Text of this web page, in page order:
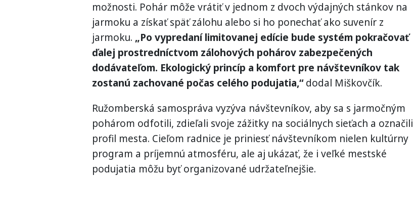
možnosti. Pohár môže vrátiť v jednom z dvoch výdajných stánkov na
jarmoku a získať späť zálohu alebo si ho ponechať ako suvenír z
jarmoku. „Po vypredaní limitovanej edície bude systém pokračovať
ďalej prostredníctvom zálohových pohárov zabezpečených
dodávateľom. Ekologický princíp a komfort pre návštevníkov tak
zostanú zachované počas celého podujatia,“dodal Miškovčík.
Ružomberská samospráva vyzýva návštevníkov, aby sa s jarmočným
pohárom odfotili, zdieľali svoje zážitky na sociálnych sieťach a označili
profil mesta. Cieľom radnice je priniesť návštevníkom nielen kultúrny
program a príjemnú atmosféru, ale aj ukázať, že i veľké mestské
podujatia môžu byť organizované udržateľnejšie.